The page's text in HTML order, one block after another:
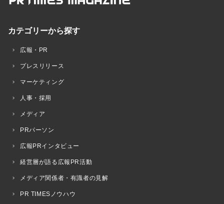
カテゴリーから探す
広報・PR
プレスリリース
マーケティング
人事・採用
メディア
PRパーソン
広報PRインタビュー
経営層が語る広報PR活動
メディア関係者・有識者の見解
PR TIMESノウハウ